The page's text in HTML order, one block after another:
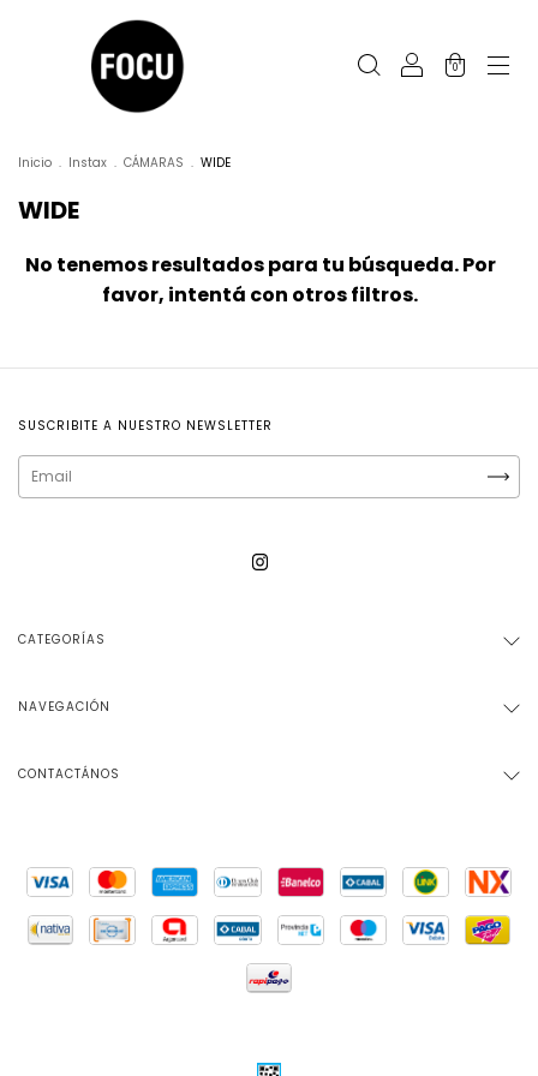
0
Inicio . Instax . CÁMARAS . WIDE
WIDE
No tenemos resultados para tu búsqueda. Por
favor, intentá con otros filtros.
SUSCRIBITE A NUESTRO NEWSLETTER
CATEGORÍAS
NAVEGACIÓN
CONTACTÁNOS